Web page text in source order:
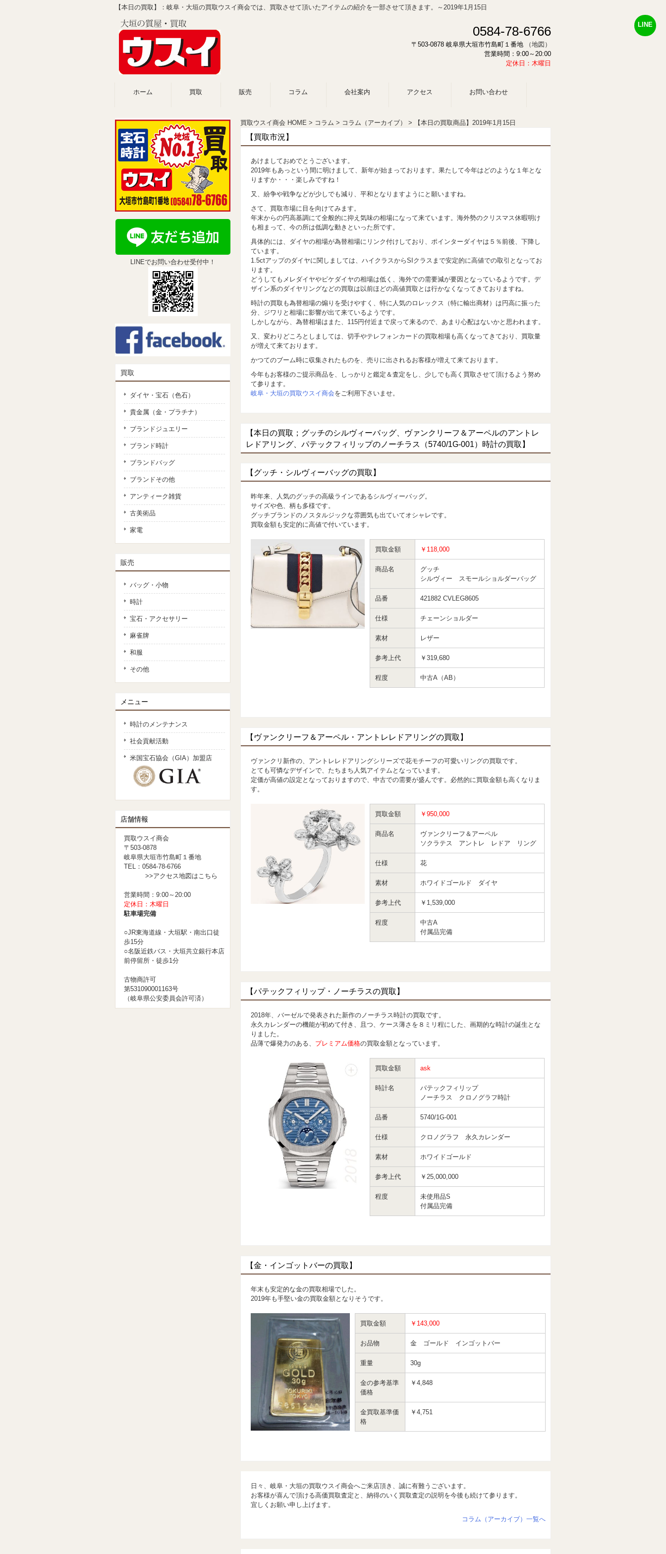
【本日の買取】：岐阜・大垣の買取ウスイ商会では、買取させて頂いたアイテムの紹介を一部させて頂きます。～2019年1月15日
0584-78-6766
〒503-0878 岐阜県大垣市竹島町１番地
（地図）
営業時間：9:00～20:00
定休日：木曜日
ホーム 買取 販売 コラム 会社案内 アクセス お問い合わせ
買取ウスイ商会 HOME コラム コラム（アーカイブ） 【本日の買取商品】2019年1月15日
【買取市況】
あけましておめでとうございます。
2019年もあっという間に明けまして、新年が始まっております。果たして今年はどのような１年とな
りますか・・・楽しみですね！
又、紛争や戦争などが少しでも減り、平和となりますようにと願いますね。
さて、買取市場に目を向けてみます。
年末からの円高基調にて全般的に抑え気味の相場になって来ています。海外勢のクリスマス休暇明け
も相まって、今の所は低調な動きといった所です。
具体的には、ダイヤの相場が為替相場にリンク付けしており、ポインターダイヤは５％前後、下降し
ています。
1.5ctアップのダイヤに関しましては、ハイクラスからSIクラスまで安定的に高値での取引となってお
ります。
どうしてもメレダイヤやピケダイヤの相場は低く、海外での需要減が要因となっているようです。デ
ザイン系のダイヤリングなどの買取は以前ほどの高値買取とは行かなくなってきておりますね。
時計の買取も為替相場の煽りを受けやすく、特に人気のロレックス（特に輸出商材）は円高に振った
分、ジワリと相場に影響が出て来ているようです。
しかしながら、為替相場はまた、115円付近まで戻って来るので、あまり心配はないかと思われます。
又、変わりどころとしましては、切手やテレフォンカードの買取相場も高くなってきており、買取量
が増えて来ております。
かつてのブーム時に収集されたものを、売りに出されるお客様が増えて来ております。
今年もお客様のご提示商品を、しっかりと鑑定＆査定をし、少しでも高く買取させて頂けるよう努め
て参ります。
岐阜・大垣の買取ウスイ商会をご利用下さいませ。
【本日の買取；グッチのシルヴィーバッグ、ヴァンクリーフ＆アーペルのアントレ
レドアリング、パテックフィリップのノーチラス（5740/1G-001）時計の買取】
【グッチ・シルヴィーバッグの買取】
昨年来、人気のグッチの高級ラインであるシルヴィーバッグ。
サイズや色、柄も多様です。
グッチブランドのノスタルジックな雰囲気も出ていてオシャレです。
買取金額も安定的に高値で付いています。
買取金額 ￥118,000
商品名
グッチ
シルヴィー スモールショルダーバッグ
品番 421882 CVLEG8605
仕様 チェーンショルダー
素材 レザー
参考上代 ￥319,680
程度 中古A（AB）
【ヴァンクリーフ＆アーペル・アントレレドアリングの買取】
ヴァンクリ新作の、アントレレドアリングシリーズで花モチーフの可愛いリングの買取です。
とても可憐なデザインで、たちまち人気アイテムとなっています。
定価が高値の設定となっておりますので、中古での需要が盛んです。必然的に買取金額も高くなりま
す。
買取金額 ￥950,000
商品名
ヴァンクリーフ＆アーペル
ソクラテス アントレ レドア リング
仕様 花
素材 ホワイドゴールド ダイヤ
参考上代 ￥1,539,000
程度
中古A
付属品完備
【パテックフィリップ・ノーチラスの買取】
2018年、バーゼルで発表された新作のノーチラス時計の買取です。
永久カレンダーの機能が初めて付き、且つ、ケース薄さを８ミリ程にした、画期的な時計の誕生とな
りました。
品薄で爆発力のある、 プレミアム価格の買取金額となっています。
買取金額 ask
時計名
パテックフィリップ
ノーチラス クロノグラフ時計
品番 5740/1G-001
仕様 クロノグラフ 永久カレンダー
素材 ホワイドゴールド
参考上代 ￥25,000,000
程度
未使用品S
付属品完備
【金・インゴットバーの買取】
年末も安定的な金の買取相場でした。
2019年も手堅い金の買取金額となりそうです。
買取金額 ￥143,000
お品物 金 ゴールド インゴットバー
重量 30g
金の参考基準
価格
￥4,848
金買取基準価
格
￥4,751
日々、岐阜・大垣の買取ウスイ商会へご来店頂き、誠に有難うございます。
お客様が喜んで頂ける高価買取査定と、納得のいく買取査定の説明を今後も続けて参ります。
宜しくお願い申し上げます。
コラム（アーカイブ）一覧へ
LINEでお問い合わせ受付中！
買取
ダイヤ・宝石（色石）
貴金属（金・プラチナ）
ブランドジュエリー
ブランド時計
ブランドバッグ
ブランドその他
アンティーク雑貨
古美術品
家電
販売
バッグ・小物
時計
宝石・アクセサリー
麻雀牌
和服
その他
メニュー
時計のメンテナンス
社会貢献活動
米国宝石協会（GIA）加盟店
店舗情報
買取ウスイ商会
〒503-0878
岐阜県大垣市竹島町１番地
TEL：0584-78-6766
>>アクセス地図はこちら
営業時間：9:00～20:00
定休日：木曜日
駐車場完備
○JR東海道線・大垣駅・南出口徒
歩15分
○名阪近鉄バス・大垣共立銀行本店
前停留所・徒歩1分
古物商許可
第531090001163号
（岐阜県公安委員会許可済）
LINE